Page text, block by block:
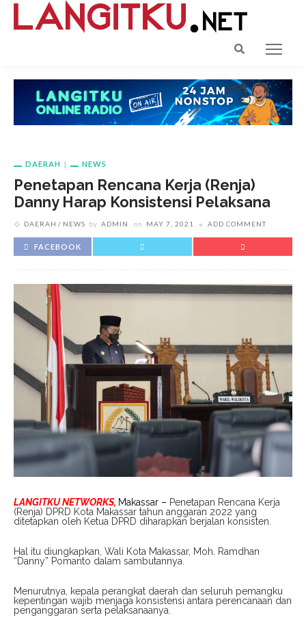
DAERAH NEWS
Penetapan Rencana Kerja (Renja)
Danny Harap Konsistensi Pelaksana
DAERAH NEWS by ADMIN on MAY 7, 2021 ADD COMMENT
FACEBOOK
LANGITKU NETWORKS, Makassar – Penetapan Rencana Kerja
(Renja) DPRD Kota Makassar tahun anggaran 2022 yang
ditetapkan oleh Ketua DPRD diharapkan berjalan konsisten.
Hal itu diungkapkan, Wali Kota Makassar, Moh. Ramdhan
“Danny” Pomanto dalam sambutannya.
Menurutnya, kepala perangkat daerah dan seluruh pemangku
kepentingan wajib menjaga konsistensi antara perencanaan dan
penganggaran serta pelaksanaanya.